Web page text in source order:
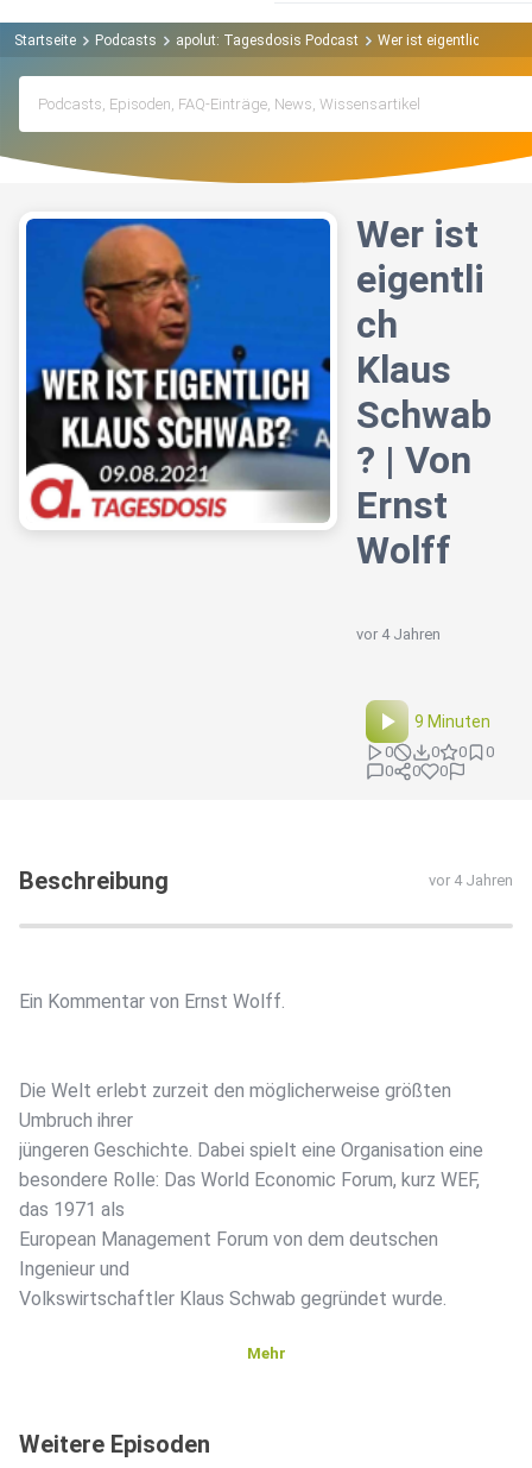
Startseite Podcasts apolut: Tagesdosis Podcast Wer ist eigentlich
Wer ist
eigentli
ch
Klaus
Schwab
? | Von
Ernst
Wolff
vor 4 Jahren
9 Minuten
0 0 0
0
0
0 0
Beschreibung vor 4 Jahren
Ein Kommentar von Ernst Wolff.
Die Welt erlebt zurzeit den möglicherweise größten
Umbruch ihrer
jüngeren Geschichte. Dabei spielt eine Organisation eine
besondere Rolle: Das World Economic Forum, kurz WEF,
das 1971 als
European Management Forum von dem deutschen
Ingenieur und
Volkswirtschaftler Klaus Schwab gegründet wurde.
Bestehens gewaltig zugenommen. Es gibt wohl keine
Mehr
Weitere Episoden